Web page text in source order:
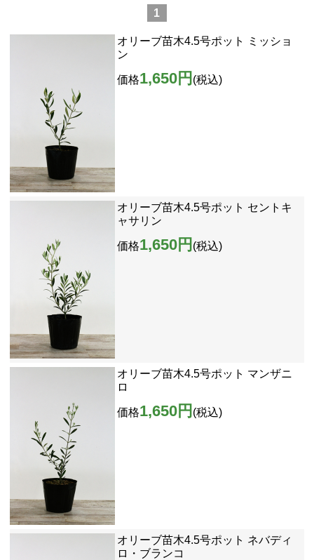
1
オリーブ苗木4.5号ポット ミッショ
ン
価格1,650円 (税込)
オリーブ苗木4.5号ポット セントキ
ャサリン
価格1,650円 (税込)
オリーブ苗木4.5号ポット マンザニ
ロ
価格1,650円 (税込)
オリーブ苗木4.5号ポット ネバディ
ロ・ブランコ